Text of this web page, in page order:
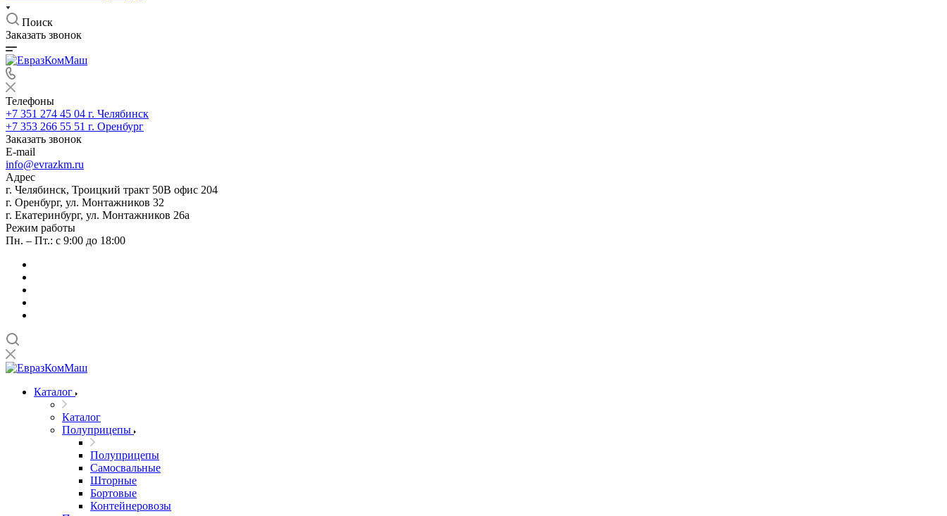
Поиск
Заказать звонок
Телефоны
+7 351 274 45 04 г. Челябинск
+7 353 266 55 51 г. Оренбург
Заказать звонок
E-mail
info@evrazkm.ru
Адрес
г. Челябинск, Троицкий тракт 50В офис 204
г. Оренбург, ул. Монтажников 32
г. Екатеринбург, ул. Монтажников 26а
Режим работы
Пн. – Пт.: с 9:00 до 18:00
Каталог
Каталог
Полуприцепы
Полуприцепы
Самосвальные
Шторные
Бортовые
Контейнеровозы